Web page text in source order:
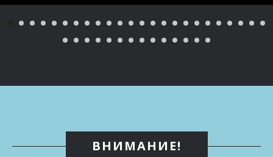
ВНИМАНИЕ!